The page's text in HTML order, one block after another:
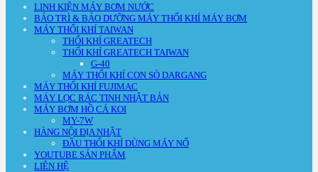
LINH KIỆN MÁY BƠM NƯỚC
BẢO TRÌ & BẢO DƯỠNG MÁY THỔI KHÍ MÁY BƠM
MÁY THỔI KHÍ TAIWAN
THỔI KHÍ GREATECH
THỔI KHÍ GREATECH TAIWAN
G-40
MÁY THỔI KHÍ CON SÒ DARGANG
MÁY THỔI KHÍ FUJIMAC
MÁY LỌC RÁC TINH NHẬT BẢN
MÁY BƠM HỒ CÁ KOI
MY-7W
HÀNG NỘI ĐỊA NHẬT
ĐẦU THỔI KHÍ DÙNG MÁY NỔ
YOUTUBE SẢN PHẨM
LIÊN HỆ